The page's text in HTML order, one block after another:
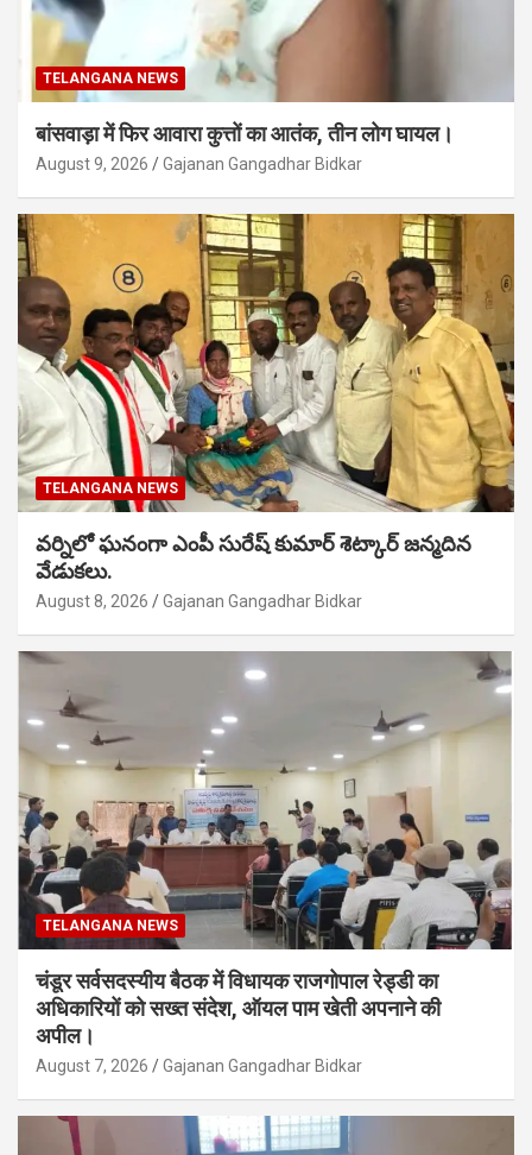
TELANGANA NEWS
बांसवाड़ा में फिर आवारा कुत्तों का आतंक, तीन लोग घायल।
August 9, 2026 Gajanan Gangadhar Bidkar
TELANGANA NEWS
వర్నిలో ఘనంగా ఎంపీ సురేష్ కుమార్ శెట్కార్ జన్మదిన
వేడుకలు.
August 8, 2026 Gajanan Gangadhar Bidkar
TELANGANA NEWS
चंडूर सर्वसदस्यीय बैठक में विधायक राजगोपाल रेड्डी का
अधिकारियों को सख्त संदेश, ऑयल पाम खेती अपनाने की
अपील।
August 7, 2026 Gajanan Gangadhar Bidkar